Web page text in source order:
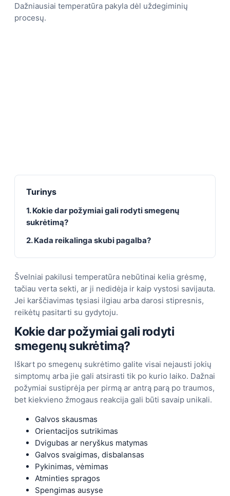
Dažniausiai temperatūra pakyla dėl uždegiminių
procesų.
Turinys
1. Kokie dar požymiai gali rodyti smegenų
sukrėtimą?
2. Kada reikalinga skubi pagalba?
Švelniai pakilusi temperatūra nebūtinai kelia grėsmę,
tačiau verta sekti, ar ji nedidėja ir kaip vystosi savijauta.
Jei karščiavimas tęsiasi ilgiau arba darosi stipresnis,
reikėtų pasitarti su gydytoju.
Kokie dar požymiai gali rodyti
smegenų sukrėtimą?
Iškart po smegenų sukrėtimo galite visai nejausti jokių
simptomų arba jie gali atsirasti tik po kurio laiko. Dažnai
požymiai sustiprėja per pirmą ar antrą parą po traumos,
bet kiekvieno žmogaus reakcija gali būti savaip unikali.
Galvos skausmas
Orientacijos sutrikimas
Dvigubas ar neryškus matymas
Galvos svaigimas, disbalansas
Pykinimas, vėmimas
Atminties spragos
Spengimas ausyse